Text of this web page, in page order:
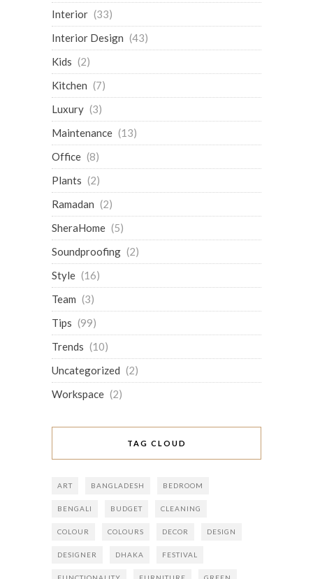
Interior (33)
Interior Design (43)
Kids (2)
Kitchen (7)
Luxury (3)
Maintenance (13)
Office (8)
Plants (2)
Ramadan (2)
SheraHome (5)
Soundproofing (2)
Style (16)
Team (3)
Tips (99)
Trends (10)
Uncategorized (2)
Workspace (2)
TAG CLOUD
ART BANGLADESH BEDROOM
BENGALI BUDGET CLEANING
COLOUR COLOURS DECOR DESIGN
DESIGNER DHAKA FESTIVAL